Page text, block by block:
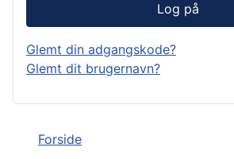
Forside
Log på
Glemt din adgangskode?
Glemt dit brugernavn?